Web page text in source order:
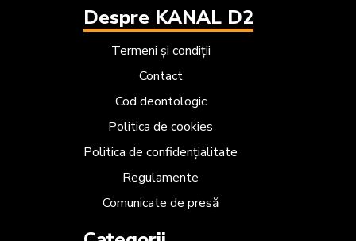
Despre KANAL D2
Termeni și condiții
Contact
Cod deontologic
Politica de cookies
Politica de confidențialitate
Regulamente
Comunicate de presă